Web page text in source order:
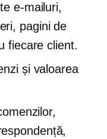
e-mailuri,
pagini de
fiecare client.
și valoarea